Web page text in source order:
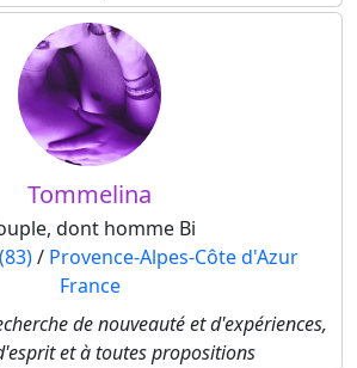
Tommelina
dont homme Bi
/ Provence-Alpes-Côte d'Azur
France
de nouveauté et d'expériences,
et à toutes propositions